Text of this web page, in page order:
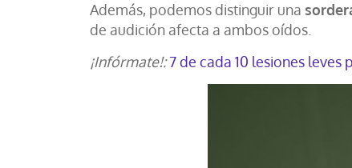
Además, podemos distinguir una
de audición afecta a ambos oídos.
¡Infórmate!: 7 de cada 10 lesiones